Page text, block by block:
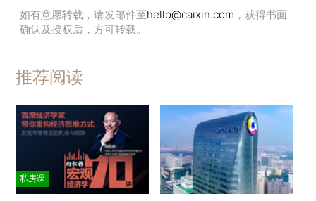
如有意愿转载，请发邮件至hello@caixin.com ，获得书面
确认及授权后，方可转载。
推荐阅读
私房课